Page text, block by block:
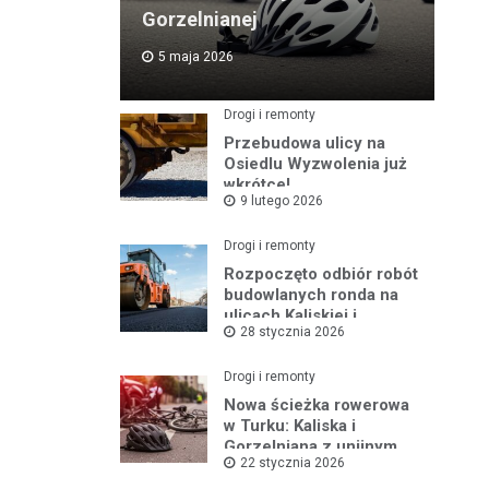
Gorzelnianej
5 maja 2026
Drogi i remonty
Przebudowa ulicy na
Osiedlu Wyzwolenia już
wkrótce!
9 lutego 2026
Drogi i remonty
Rozpoczęto odbiór robót
budowlanych ronda na
ulicach Kaliskiej i
Młodych
28 stycznia 2026
Drogi i remonty
Nowa ścieżka rowerowa
w Turku: Kaliska i
Gorzelniana z unijnym
wsparciem
22 stycznia 2026